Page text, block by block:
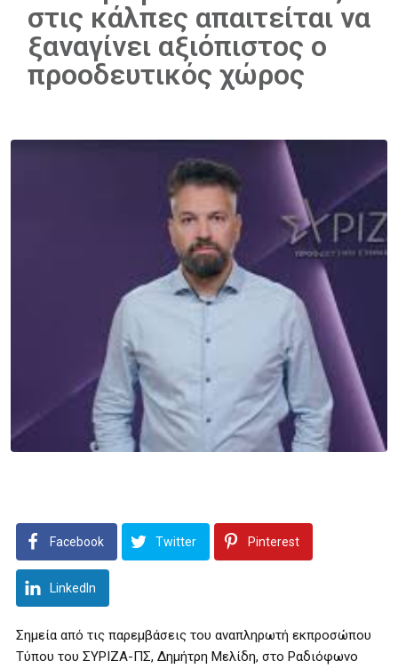
στις κάλπες απαιτείται να
ξαναγίνει αξιόπιστος ο
προοδευτικός χώρος
Facebook Twitter Pinterest
LinkedIn
Σημεία από τις παρεμβάσεις του αναπληρωτή εκπροσώπου
Τύπου του ΣΥΡΙΖΑ-ΠΣ, Δημήτρη Μελίδη, στο Ραδιόφωνο